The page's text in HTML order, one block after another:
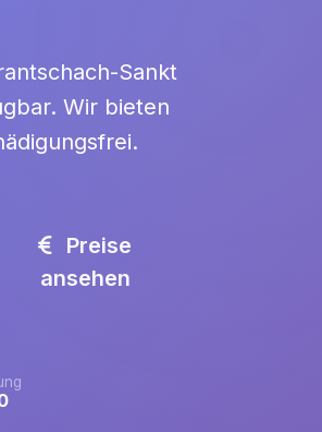
Sankt
Wir bieten
Preise
ansehen